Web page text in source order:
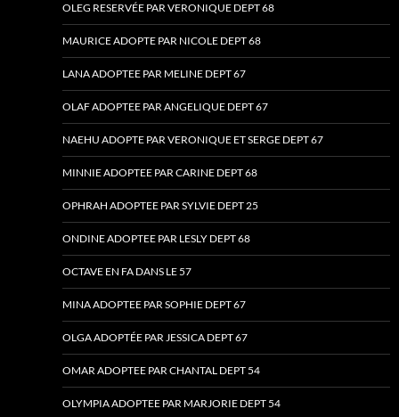
OLEG RESERVÉE PAR VERONIQUE DEPT 68
MAURICE ADOPTE PAR NICOLE DEPT 68
LANA ADOPTEE PAR MELINE DEPT 67
OLAF ADOPTEE PAR ANGELIQUE DEPT 67
NAEHU ADOPTE PAR VERONIQUE ET SERGE DEPT 67
MINNIE ADOPTEE PAR CARINE DEPT 68
OPHRAH ADOPTEE PAR SYLVIE DEPT 25
ONDINE ADOPTEE PAR LESLY DEPT 68
OCTAVE EN FA DANS LE 57
MINA ADOPTEE PAR SOPHIE DEPT 67
OLGA ADOPTÉE PAR JESSICA DEPT 67
OMAR ADOPTEE PAR CHANTAL DEPT 54
OLYMPIA ADOPTEE PAR MARJORIE DEPT 54